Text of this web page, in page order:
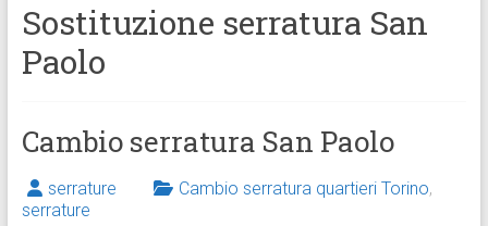
Sostituzione serratura San
Paolo
Cambio serratura San Paolo
serrature Cambio serratura quartieri Torino,
serrature